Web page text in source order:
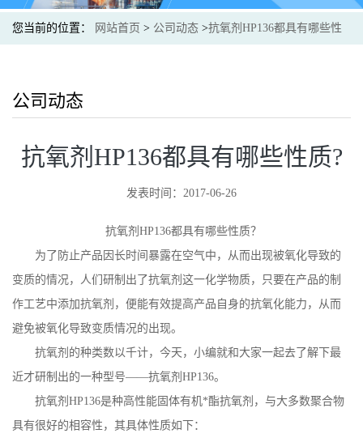
您当前的位置： 网站首页 > 公司动态 >抗氧剂HP136都具有哪些性
公司动态
抗氧剂HP136都具有哪些性质?
发表时间：2017-06-26
抗氧剂HP136都具有哪些性质？
为了防止产品因长时间暴露在空气中，从而出现被氧化导致的
变质的情况，人们研制出了抗氧剂这一化学物质，只要在产品的制
作工艺中添加抗氧剂，便能有效提高产品自身的抗氧化能力，从而
避免被氧化导致变质情况的出现。
抗氧剂的种类数以千计，今天，小编就和大家一起去了解下最
近才研制出的一种型号——抗氧剂HP136。
抗氧剂HP136是种高性能固体有机*酯抗氧剂，与大多数聚合物
具有很好的相容性，其具体性质如下：